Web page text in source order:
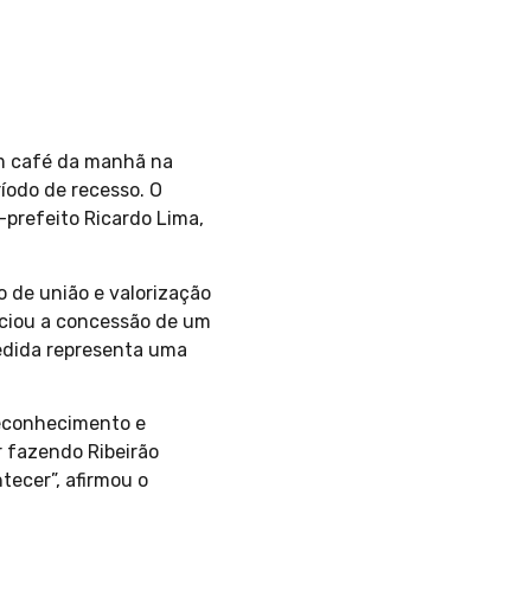
café da manhã na
de recesso. O
Ricardo Lima,
de união e valorização
a concessão de um
representa uma
e
Ribeirão
afirmou o